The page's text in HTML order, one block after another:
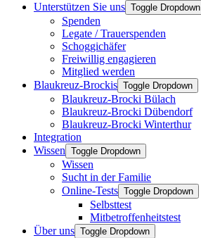
Unterstützen Sie uns Toggle Dropdown
Spenden
Legate / Trauerspenden
Schoggichäfer
Freiwillig engagieren
Mitglied werden
Blaukreuz-Brockis Toggle Dropdown
Blaukreuz-Brocki Bülach
Blaukreuz-Brocki Dübendorf
Blaukreuz-Brocki Winterthur
Integration
Wissen Toggle Dropdown
Wissen
Sucht in der Familie
Online-Tests Toggle Dropdown
Selbsttest
Mitbetroffenheitstest
Über uns Toggle Dropdown